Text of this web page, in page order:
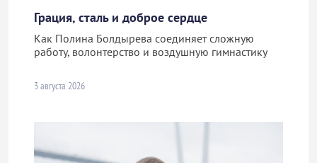
Грация, сталь и доброе сердце
Как Полина Болдырева соединяет сложную
работу, волонтерство и воздушную гимнастику
3 августа 2026